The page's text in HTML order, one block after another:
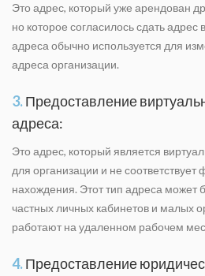
Это адрес, который уже арендован
но которое согласилось сдать адрес
адреса обычно используется для
адреса организации.
3.Предоставление
адреса:
Это адрес, который является
для организации и не соответствует
нахождения. Этот тип адреса может
частных личных кабинетов и малых
работают на удаленном рабочем
4.Предоставление